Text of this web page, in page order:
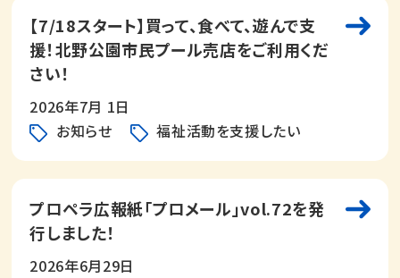
【7/18スタート】買って、食べて、遊んで支
援！北野公園市民プール売店をご利用くだ
さい！
2026年7月 1日
お知らせ
福祉活動を支援したい
プロペラ広報紙「プロメール」vol.72を発
行しました！
2026年6月29日